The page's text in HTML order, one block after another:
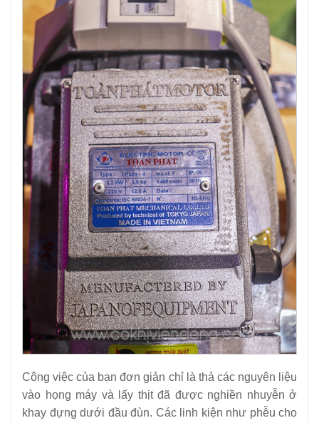
Công việc của bạn đơn giản chỉ là thả các nguyên liệu
vào họng máy và lấy thịt đã được nghiền nhuyễn ở
khay đựng dưới đầu đùn. Các linh kiện như phễu cho